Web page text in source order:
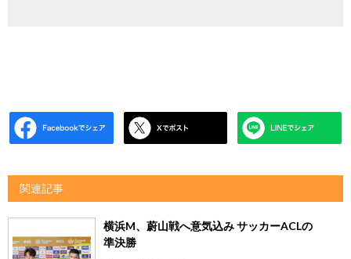
関連記事
横浜M、蔚山戦へ意気込み サッカーACLの
準決勝